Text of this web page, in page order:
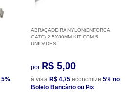
5%
ABRAÇADEIRA NYLON(ENFORCA
GATO) 2,5X80MM KIT COM 5
UNIDADES
por R$ 5,00
à vista R$ 4,75 economize 5% no
Boleto Bancário ou Pix